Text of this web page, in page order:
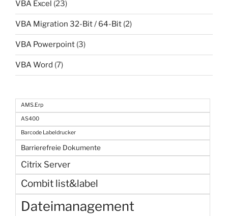
VBA Excel (23)
VBA Migration 32-Bit / 64-Bit (2)
VBA Powerpoint (3)
VBA Word (7)
AMS.Erp
AS400
Barcode Labeldrucker
Barrierefreie Dokumente
Citrix Server
Combit list&label
Dateimanagement